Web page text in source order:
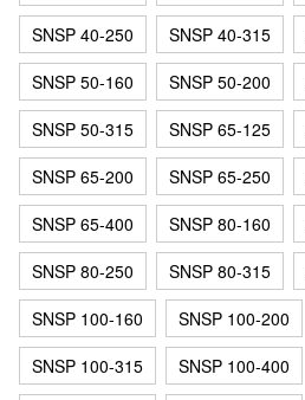
SNSP 40-250
SNSP 40-315
SNSP 50-160
SNSP 50-200
SNSP 50-315
SNSP 65-125
SNSP 65-200
SNSP 65-250
SNSP 65-400
SNSP 80-160
SNSP 80-250
SNSP 80-315
SNSP 100-160
SNSP 100-200
SNSP 100-315
SNSP 100-400